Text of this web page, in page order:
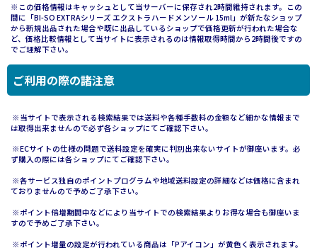
※この価格情報はキャッシュとして当サーバーに保存され2時間維持されます。この
間に「BI-SO EXTRAシリーズ エクストラハードメンソール 15ml」が新たなショップ
から新規出品された場合や既に出品しているショップで価格更新が行われた場合な
ど、価格比較情報として当サイトに表示されるのは情報取得時間から2時間後ですの
でご理解下さい。
ご利用の際の諸注意
※当サイトで表示される検索結果では送料や各種手数料の金額など細かな情報まで
は取得出来ませんので必ず各ショップにてご確認下さい。
※ECサイトの仕様の問題で送料設定を確実に判別出来ないサイトが御座います。必
ず購入の際には各ショップにてご確認下さい。
※各サービス独自のポイントプログラムや地域送料設定の詳細などは価格に含まれ
ておりませんので予めご了承下さい。
※ポイント倍増期間中などにより当サイトでの検索結果よりお得な場合も御座いま
すので予めご了承下さい。
※ポイント増量の設定が行われている商品は「Pアイコン」が黄色く表示されます。